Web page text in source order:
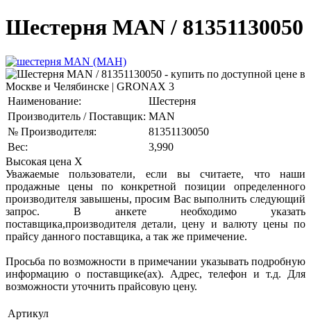
Шестерня MAN / 81351130050
Наименование:
Шестерня
Производитель / Поставщик: MAN
№ Производителя:
81351130050
Вес:
3,990
Высокая цена X
Уважаемые пользователи, если вы считаете, что наши
продажные цены по конкретной позиции определенного
производителя завышены, просим Вас выполнить следующий
запрос. В анкете необходимо указать
поставщика,производителя детали, цену и валюту цены по
прайсу данного поставщика, а так же примечение.
Просьба по возможности в примечании указывать подробную
информацию о поставщике(ах). Адрес, телефон и т.д. Для
возможности уточнить прайсовую цену.
Артикул